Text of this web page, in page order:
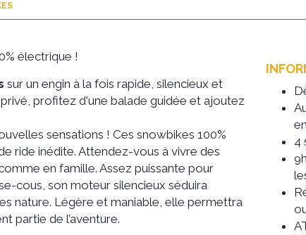
électrique !
sur un engin à la fois rapide, silencieux et
profitez d'une balade guidée et ajoutez
sensations ! Ces snowbikes 100%
ride inédite. Attendez-vous à vivre des
en famille. Assez puissante pour
cous, son moteur silencieux séduira
nature. Légère et maniable, elle permettra
partie de l’aventure.
4